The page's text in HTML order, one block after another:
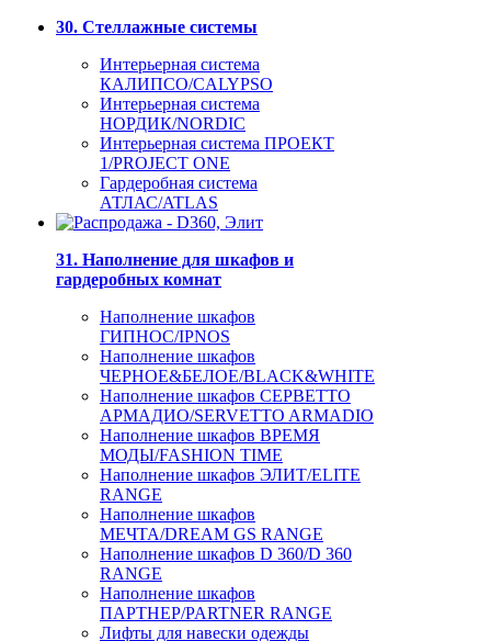
30. Стеллажные системы
Интерьерная система
КАЛИПСО/CALYPSO
Интерьерная система
НОРДИК/NORDIC
Интерьерная система ПРОЕКТ
1/PROJECT ONE
Гардеробная система
АТЛАС/ATLAS
31. Наполнение для шкафов и
гардеробных комнат
Наполнение шкафов
ГИПНОС/IPNOS
Наполнение шкафов
ЧЕРНОЕ&БЕЛОЕ/BLACK&WHITE
Наполнение шкафов СЕРВЕТТО
АРМАДИО/SERVETTO ARMADIO
Наполнение шкафов ВРЕМЯ
МОДЫ/FASHION TIME
Наполнение шкафов ЭЛИТ/ELITE
RANGE
Наполнение шкафов
МЕЧТА/DREAM GS RANGE
Наполнение шкафов D 360/D 360
RANGE
Наполнение шкафов
ПАРТНЕР/PARTNER RANGE
Лифты для навески одежды